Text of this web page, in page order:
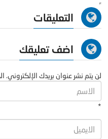
التعليقات
اضف تعليقك
لن يتم نشر عنوان بريدك الإلكتروني.
*